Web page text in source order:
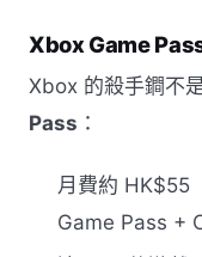
Xbox Game
Xbox 的殺手鐧不
Pass ：
月費約 HK$55
Game Pass +